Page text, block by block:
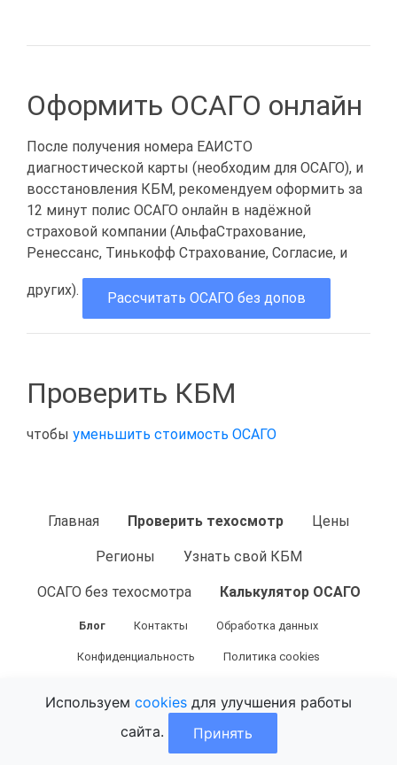
Оформить ОСАГО онлайн
После получения номера ЕАИСТО
диагностической карты (необходим для ОСАГО), и
восстановления КБМ, рекомендуем оформить за
12 минут полис ОСАГО онлайн в надёжной
страховой компании (АльфаСтрахование,
Ренессанс, Тинькофф Страхование, Согласие, и
других). Рассчитать ОСАГО без допов
Проверить КБМ
чтобы уменьшить стоимость ОСАГО
Главная Проверить техосмотр Цены
Регионы Узнать свой КБМ
ОСАГО без техосмотра Калькулятор ОСАГО
Блог Контакты Обработка данных
Конфиденциальность Политика cookies
© 2026 tehosmotrik.ru — Техосмотрик.ру.
Используем cookies для улучшения работы
сайта.
Принять